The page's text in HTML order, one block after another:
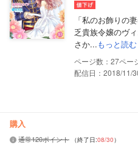
「私のお飾りの
乏貴族令嬢のヴ
さか...もっと読む
27
配信日：2018/11/
購入
通常120ポイント （終了日:08/30）